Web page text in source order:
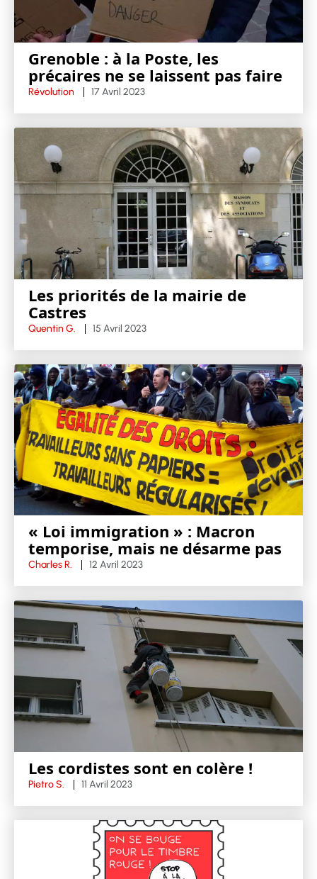
Grenoble : à la Poste, les
précaires ne se laissent pas faire
Révolution 17 Avril 2023
Les priorités de la mairie de
Castres
Quentin G. 15 Avril 2023
« Loi immigration » : Macron
temporise, mais ne désarme pas
Charles R. 12 Avril 2023
Les cordistes sont en colère !
Pietro S. 11 Avril 2023